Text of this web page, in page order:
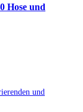
Hose und
und